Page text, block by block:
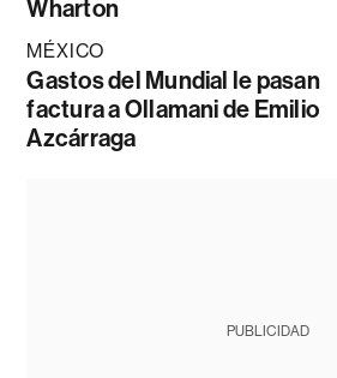
Wharton
MÉXICO
Gastos del Mundial le pasan
factura a Ollamani de Emilio
Azcárraga
PUBLICIDAD